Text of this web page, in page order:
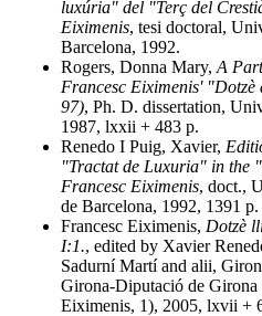
luxúria" del "Terç del
Eiximenis, tesi doctoral,
Barcelona, 1992.
Rogers, Donna Mary, A
Francesc Eiximenis' "Dotzè
97), Ph. D. dissertation,
1987, lxxii + 483 p.
Renedo I Puig, Xavier,
"Tractat de Luxuria" in the
Francesc Eiximenis, doct.,
de Barcelona, 1992, 1391 p.
Francesc Eiximenis, Dotzè
I:1., edited by Xavier
Sadurní Martí and alii,
Girona-Diputació de Girona
Eiximenis, 1), 2005, lxvii +